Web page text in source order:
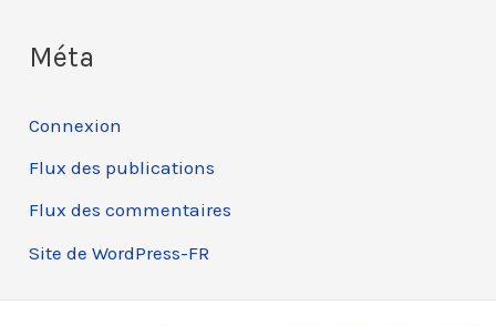
Méta
Connexion
Flux des publications
Flux des commentaires
Site de WordPress-FR